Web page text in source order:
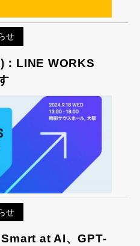
せ
：LINE WORKS
せ
Smart at AI、GPT-